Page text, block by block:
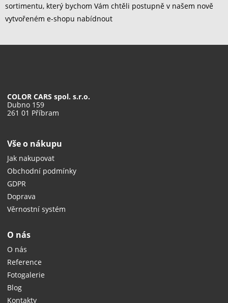
sortimentu, který bychom Vám chtěli postupně v našem nově
vytvořeném e-shopu nabídnout
COLOR CARS spol. s.r.o.
Dubno 159
261 01 Příbram
Vše o nákupu
Jak nakupovat
Obchodní podmínky
GDPR
Doprava
Věrnostní systém
O nás
O nás
Reference
Fotogalerie
Blog
Kontakty